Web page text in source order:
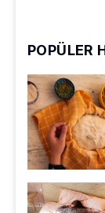
POPÜLER